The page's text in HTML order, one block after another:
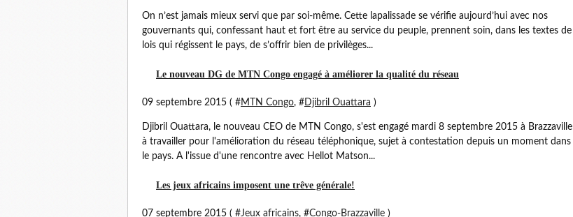
On n’est jamais mieux servi que par soi-même. Cette lapalissade se vérifie aujourd’hui avec nos
gouvernants qui, confessant haut et fort être au service du peuple, prennent soin, dans les textes de
lois qui régissent le pays, de s’offrir bien de privilèges...
Le nouveau DG de MTN Congo engagé à améliorer la qualité du réseau
09 septembre 2015 ( #MTN Congo, #Djibril Ouattara )
Djibril Ouattara, le nouveau CEO de MTN Congo, s'est engagé mardi 8 septembre 2015 à Brazzaville
à travailler pour l'amélioration du réseau téléphonique, sujet à contestation depuis un moment dans
le pays. A l'issue d'une rencontre avec Hellot Matson...
Les jeux africains imposent une trêve générale!
07 septembre 2015 ( #Jeux africains, #Congo-Brazzaville )